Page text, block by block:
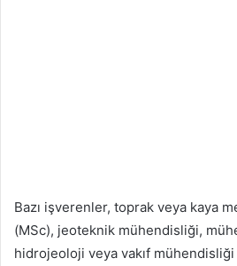
Bazı işverenler, toprak veya kaya
(MSc), jeoteknik mühendisliği,
hidrojeoloji veya vakıf